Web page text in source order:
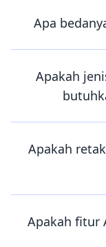
Apa
Apakah
Apakah
Apakah fitur